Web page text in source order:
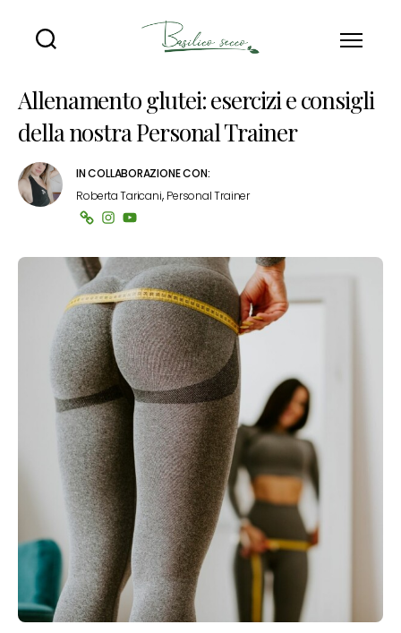
Allenamento glutei: esercizi e consigli
della nostra Personal Trainer
IN COLLABORAZIONE CON:
Roberta Taricani, Personal Trainer